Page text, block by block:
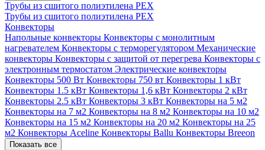
Трубы из сшитого полиэтилена PEX
Трубы из сшитого полиэтилена PEX
Конвекторы
Напольные конвекторы Конвекторы с монолитным
нагревателем Конвекторы с терморегулятором Механические
конвекторы Конвекторы с защитой от перегрева Конвекторы с
электронным термостатом Электрические конвекторы
Конвекторы 500 Вт Конвекторы 750 вт Конвекторы 1 кВт
Конвекторы 1.5 кВт Конвекторы 1,6 кВт Конвекторы 2 кВт
Конвекторы 2.5 кВт Конвекторы 3 кВт Конвекторы на 5 м2
Конвекторы на 7 м2 Конвекторы на 8 м2 Конвекторы на 10 м2
Конвекторы на 15 м2 Конвекторы на 20 м2 Конвекторы на 25
м2 Конвекторы Aceline Конвекторы Ballu Конвекторы Breeon
Показать все